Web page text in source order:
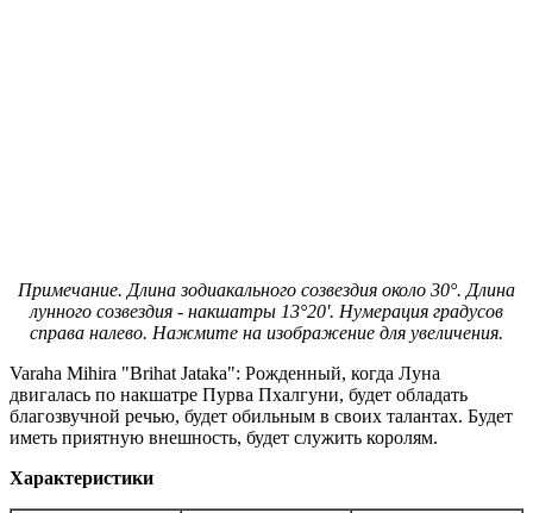
Примечание. Длина зодиакального созвездия около 30°. Длина
лунного созвездия - накшатры 13°20'. Нумерация градусов
справа налево. Нажмите на изображение для увеличения.
Varaha Mihira "Brihat Jataka": Рожденный, когда Луна
двигалась по накшатре Пурва Пхалгуни, будет обладать
благозвучной речью, будет обильным в своих талантах. Будет
иметь приятную внешность, будет служить королям.
Характеристики